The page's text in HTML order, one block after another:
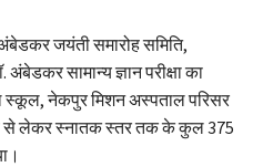
जयंती समारोह समिति,
सामान्य ज्ञान परीक्षा का
नेकपुर मिशन अस्पताल परिसर
से लेकर स्नातक स्तर तक के कुल 375